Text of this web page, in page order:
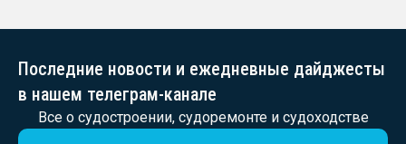
Последние новости и ежедневные дайджесты
в нашем телеграм-канале
Все о судостроении, судоремонте и судоходстве